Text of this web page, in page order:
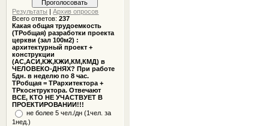
Результаты |Архив опросов
Всего ответов:237
Какая общая трудоемкость
(ТРобщая) разработки проекта
церкви (зал 100м2) :
архитектурный проект +
конструкции
(АС,АСИ,КЖ,КЖИ,КМ,КМД) в
ЧЕЛОВЕКО-ДНЯХ? При работе
5дн. в неделю по 8 час.
ТРобщая = ТРархитектора +
ТРкоснтруктора. Отвечают
ВСЕ, КТО НЕ УЧАСТВУЕТ В
ПРОЕКТИРОВАНИИ!!!
не более 5 чел./дн (1чел. за
1нед.)